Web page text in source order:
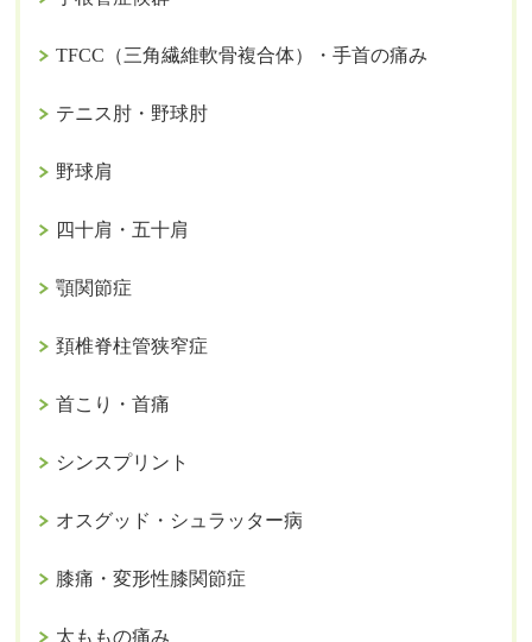
TFCC（三角繊維軟骨複合体）・手首の痛み
テニス肘・野球肘
野球肩
四十肩・五十肩
顎関節症
頚椎脊柱管狭窄症
首こり・首痛
シンスプリント
オスグッド・シュラッター病
膝痛・変形性膝関節症
太ももの痛み